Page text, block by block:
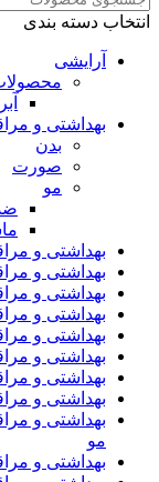
انتخاب دسته بندی
آرایشی
بهداشتی و
بدن
صورت
مو
بهداشتی و
بهداشتی و
بهداشتی و
بهداشتی و
بهداشتی و
بهداشتی و
بهداشتی و
بهداشتی و
بهداشتی و
مو
بهداشتی و